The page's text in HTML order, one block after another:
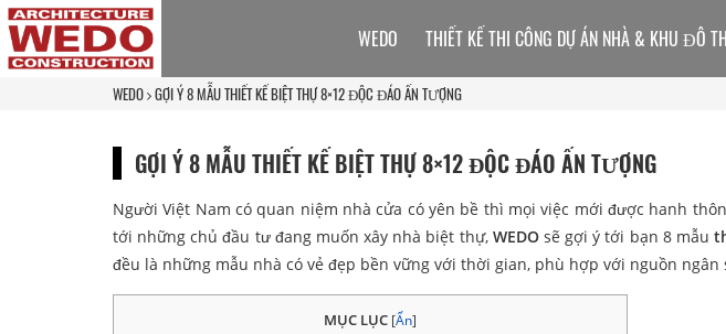
WEDO GỢI Ý 8 MẪU THIẾT KẾ BIỆT THỰ 8×12 ĐỘC ĐÁO ẤN TƯỢNG
GỢI Ý 8 MẪU THIẾT KẾ BIỆT THỰ 8×12 ĐỘC ĐÁO ẤN TƯỢNG
Người Việt Nam có quan niệm nhà cửa có yên bề thì mọi việc mới được hanh
tới những chủ đầu tư đang muốn xây nhà biệt thự, WEDOsẽ gợi ý tới bạn 8 mẫu
đều là những mẫu nhà có vẻ đẹp bền vững với thời gian, phù hợp với nguồn ngân
MỤC LỤC [Ẩn]
WEDO THIẾT KẾ THI CÔNG DỰ ÁN NHÀ & KHU ĐÔ